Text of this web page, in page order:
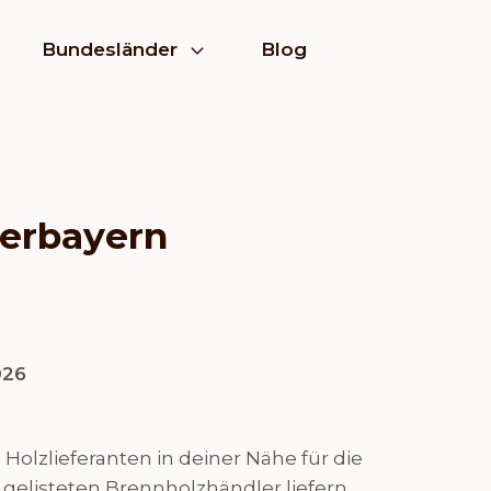
Bundesländer Blog
in deiner Nähe für die